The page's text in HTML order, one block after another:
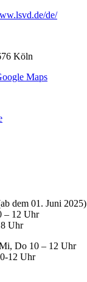
de/
Köln
Maps
dem 01. Juni 2025)
– 12 Uhr
Uhr
Do 10 – 12 Uhr
12 Uhr